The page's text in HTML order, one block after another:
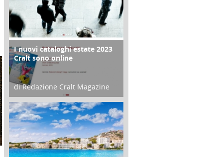
CONTRO COPERTINA
I nuovi cataloghi estate 2023
Cralt sono online
di Redazione Cralt Magazine
07 Marzo 2023